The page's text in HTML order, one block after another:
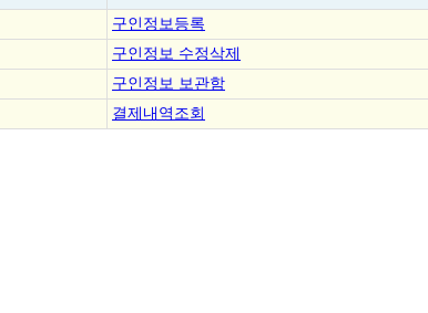
구인정보등록
구인정보 수정삭제
구인정보 보관함
결제내역조회